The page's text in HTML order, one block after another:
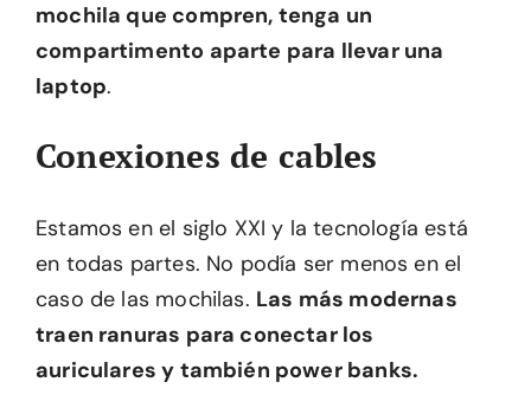
mochila que compren, tenga un
compartimento aparte para llevar una
laptop.
Conexiones de cables
Estamos en el siglo XXI y la tecnología está
en todas partes. No podía ser menos en el
caso de las mochilas. Las más modernas
traen ranuras para conectar los
auriculares y también power banks.